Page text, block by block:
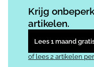
Krijg
artikelen.
Lees 1 maand
of lees 2 artikelen